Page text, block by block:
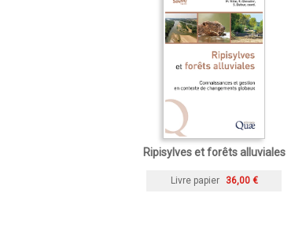
Ripisylves et forêts alluviales
Livre papier 36,00 €